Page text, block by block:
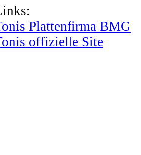
Plattenfirma BMG
offizielle Site